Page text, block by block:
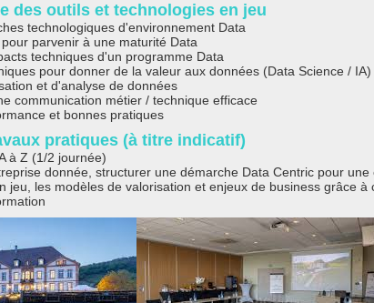
des outils et technologies en jeu
technologiques d'environnement Data
parvenir à une maturité Data
techniques d'un programme Data
pour donner de la valeur aux données (Data Science / IA)
et d'analyse de données
communication métier / technique efficace
et bonnes pratiques
pratiques (à titre indicatif)
à Z (1/2 journée)
donnée, structurer une démarche Data Centric pour
jeu, les modèles de valorisation et enjeux de business grâce à